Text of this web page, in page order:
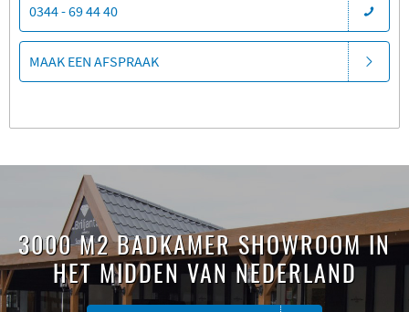
0344 - 69 44 40
MAAK EEN AFSPRAAK
3000 M2 BADKAMER SHOWROOM IN
HET MIDDEN VAN NEDERLAND